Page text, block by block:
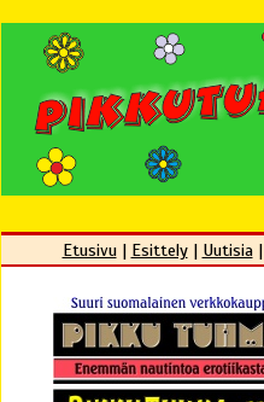
Etusivu| Esittely| Uutisia|